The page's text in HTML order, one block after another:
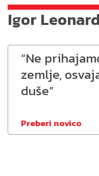
Igor
“Ne
zemlje,
duše”
Preberi novico